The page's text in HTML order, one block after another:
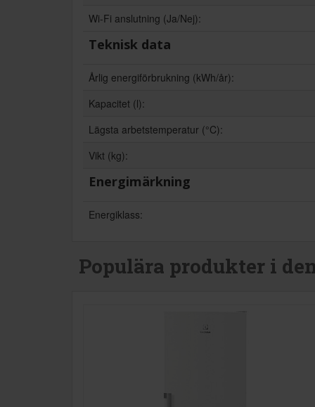
Wi-Fi anslutning (Ja/Nej):
Teknisk data
Årlig energiförbrukning (kWh/år):
Kapacitet (l):
Lägsta arbetstemperatur (°C):
Vikt (kg):
Energimärkning
Energiklass:
Populära produkter i